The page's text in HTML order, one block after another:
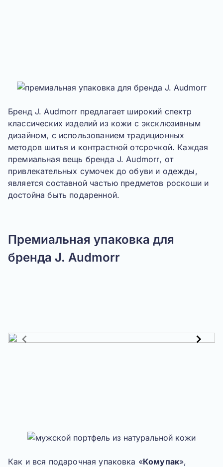
Бренд J. Audmorr предлагает широкий спектр
классических изделий из кожи с эксклюзивным
дизайном, с использованием традиционных
методов шитья и контрастной отсрочкой. Каждая
премиальная вещь бренда J. Audmorr, от
привлекательных сумочек до обуви и одежды,
является составной частью предметов роскоши и
достойна быть подаренной.
Премиальная упаковка для
бренда J. Audmorr
Как и вся подарочная упаковка «Комупак»,